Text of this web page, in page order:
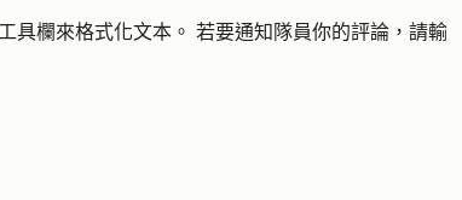
具欄來格式化文本。 若要通知隊員你的評論，請輸